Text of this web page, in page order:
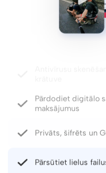
Privāts, šifrēts un
Pārsūtiet lielus
Paroles